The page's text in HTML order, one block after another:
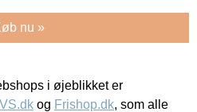
nu »
i øjeblikket er
og Frishop.dk, som alle